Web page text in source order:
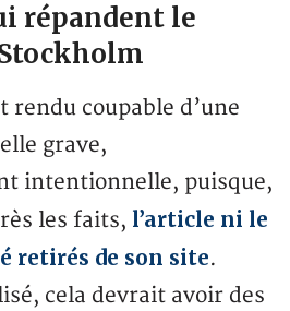
répandent le
rendu coupable d’une
grave,
intentionnelle, puisque,
les faits, l’article ni le
retirés de son site.
cela devrait avoir des